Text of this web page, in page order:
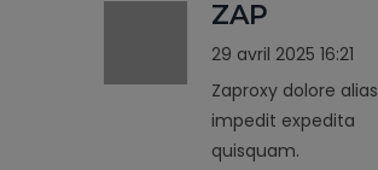
ZAP
29 avril 2025 16:21
Zaproxy dolore alias
impedit expedita
quisquam.